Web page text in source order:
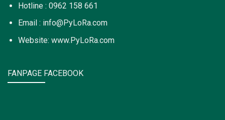
Hotline : 0962 158 661
Email : info@PyLoRa.com
Website: www.PyLoRa.com
FANPAGE FACEBOOK